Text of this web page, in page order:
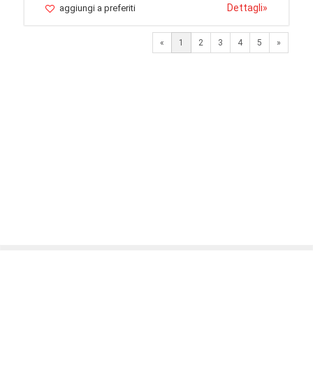
aggiungi a preferiti Dettagli»
« 1 2 3 4 5 »